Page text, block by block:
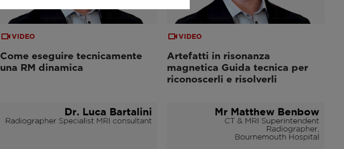
VIDEO
Come eseguire tecnicamente
una RM dinamica
VIDEO
Artefatti in risonanza
magnetica Guida tecnica per
riconoscerli e risolverli